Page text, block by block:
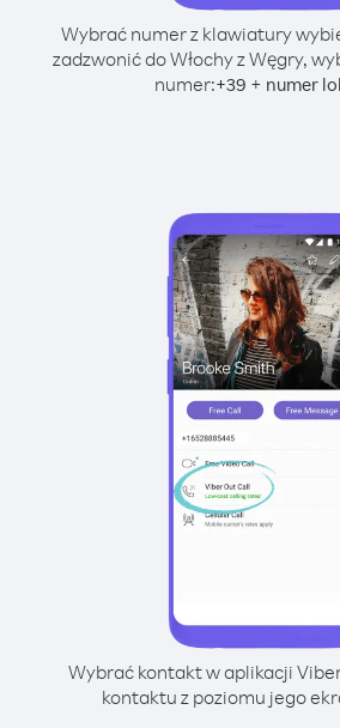
Wybrać numer z klawiatury
zadzwonić do Włochy z Węgry,
numer:+39 + numer
Wybrać kontakt w aplikacji
kontaktu z poziomu jego